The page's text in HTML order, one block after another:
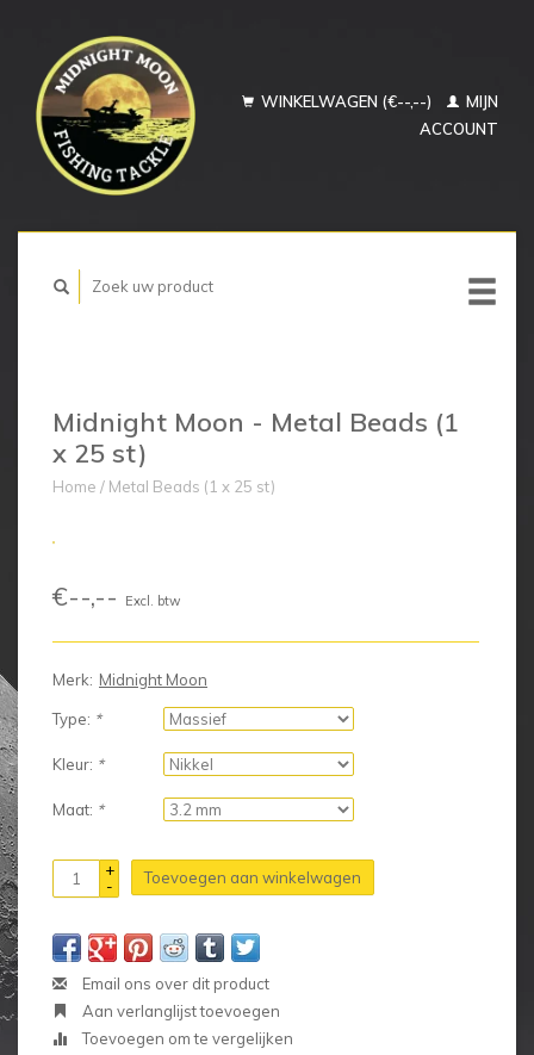
WINKELWAGEN (€--,--)
MIJN
ACCOUNT
Midnight Moon - Metal Beads (1
x 25 st)
Home / Metal Beads (1 x 25 st)
€--,-- Excl. btw
Merk: Midnight Moon
Type: *
Kleur: *
Maat: *
+
-
Toevoegen aan winkelwagen
Email ons over dit product
Aan verlanglijst toevoegen
Toevoegen om te vergelijken